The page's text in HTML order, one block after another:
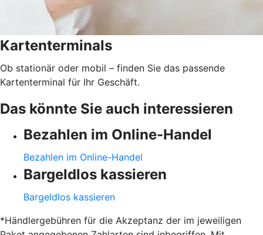
Kartenterminals
Ob stationär oder mobil – finden Sie das passende
Kartenterminal für Ihr Geschäft.
Das könnte Sie auch interessieren
Bezahlen im Online-Handel
Bezahlen im Online-Handel
Bargeldlos kassieren
Bargeldlos kassieren
*Händlergebühren für die Akzeptanz der im jeweiligen